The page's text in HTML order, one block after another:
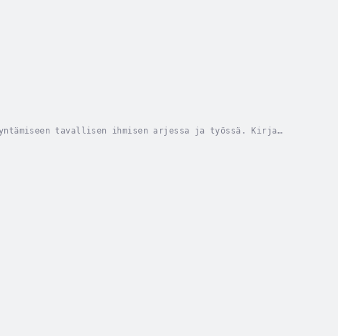
tavallisen ihmisen arjessa ja työssä. Kirja